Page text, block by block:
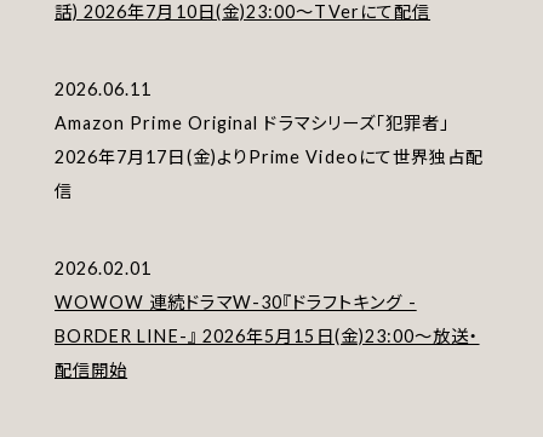
話) 2026年7月10日(金)23:00〜TVerにて配信
2026.06.11
Amazon Prime Original ドラマシリーズ「犯罪者」
2026年7月17日(金)よりPrime Videoにて世界独占配
信
2026.02.01
WOWOW 連続ドラマW-30『ドラフトキング -
BORDER LINE-』 2026年5月15日(金)23:00〜放送・
配信開始